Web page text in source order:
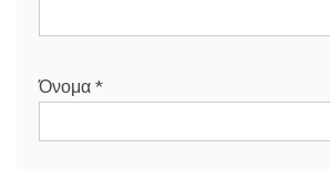
Όνομα *